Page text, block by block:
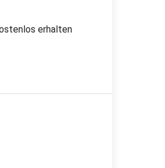
erhalten